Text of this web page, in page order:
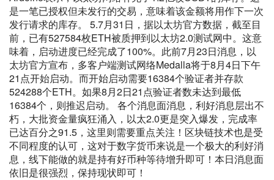
是一笔已授权但未发行的交易，意味着该金额将用作下一次
发行请求的库存。 5.7月31日，据以太坊官方数据，截至目
前，已有527584枚ETH被质押到以太坊2.0测试网中。这意
味着，启动进度已经完成了100%。此前7月23日消息，以
太坊官方宣布，多客户端测试网络Medalla将于8月4日下午
21点开始启动。而开始启动需要16384个验证者并存款
524288个ETH。如果8月2日21点验证者数未达到最低
16384个，则推迟启动。 各个消息面消息，利好消息层出不
朽，大批资金量疯狂涌入，以太2.0更是突入爆发，完成率
已达百分之91.5，这里则需要重点关注！区块链技术也是受
不同程度的认可，这对于数字货币来说是一个极大的利好消
息，线下能做的就是持有好币种等待增升即可！本日消息面
依旧是很强烈，保持现状即可！